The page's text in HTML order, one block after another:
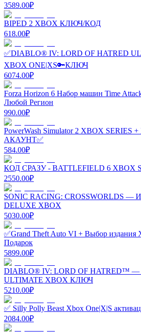
3589.00₽
BIPED 2 XBOX КЛЮЧ/КОД
618.00₽
✅DIABLO® IV: LORD OF HATRED
XBOX ONE|XS🔑КЛЮЧ
6074.00₽
Forza Horizon 6 Набор машин Time
Любой Регион
990.00₽
PowerWash Simulator 2 XBOX
АКАУНТ✅
584.00₽
КОД СРАЗУ - BATTLEFIELD 6 XBOX
2550.00₽
SONIC RACING: CROSSWORLDS
DELUXE XBOX
5030.00₽
✅Grand Theft Auto VI + Выбор издания
Подарок
5899.00₽
DIABLO® IV: LORD OF HATRED™
ULTIMATE XBOX КЛЮЧ
5210.00₽
✅ Silly Polly Beast Xbox One|X|S
2084.00₽